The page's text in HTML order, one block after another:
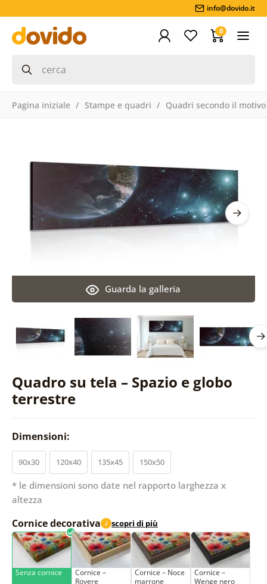
info@dovido.it
0
Pagina iniziale Stampe e quadri Quadri secondo il motivo
Quadro su tela – Spazio e globo
terrestre
Guarda la galleria
Dimensioni:
90x30 120x40 135x45 150x50
* le dimensioni sono date nel rapporto larghezza x
altezza
Cornice decorativa i scopri di più
Senza cornice
Cornice –
Rovere
Cornice – Noce
marrone
Cornice –
Wenge nero